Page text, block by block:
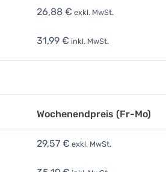
26,88 € exkl. MwSt.
31,99 € inkl. MwSt.
Wochenendpreis (Fr-Mo)
29,57 € exkl. MwSt.